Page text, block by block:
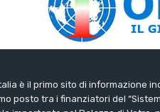
è il primo sito di informazione
posto tra i finanziatori del